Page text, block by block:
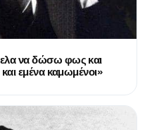
να δώσω φως και
εμένα καμωμένοι»